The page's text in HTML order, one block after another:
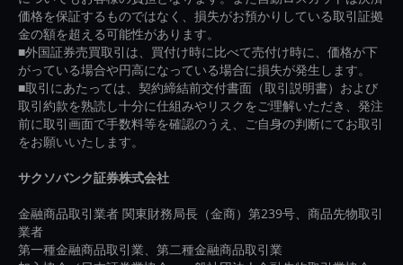
価格を保証するものではなく、損失がお預かりしている取引証拠
金の額を超える可能性があります。
■外国証券売買取引は、買付け時に比べて売付け時に、価格が下
がっている場合や円高になっている場合に損失が発生します。
■取引にあたっては、契約締結前交付書面（取引説明書）および
取引約款を熟読し十分に仕組みやリスクをご理解いただき、発注
前に取引画面で手数料等を確認のうえ、ご自身の判断にてお取引
をお願いいたします。
サクソバンク証券株式会社
金融商品取引業者 関東財務局長（金商）第239号、商品先物取引
業者
第一種金融商品取引業、第二種金融商品取引業